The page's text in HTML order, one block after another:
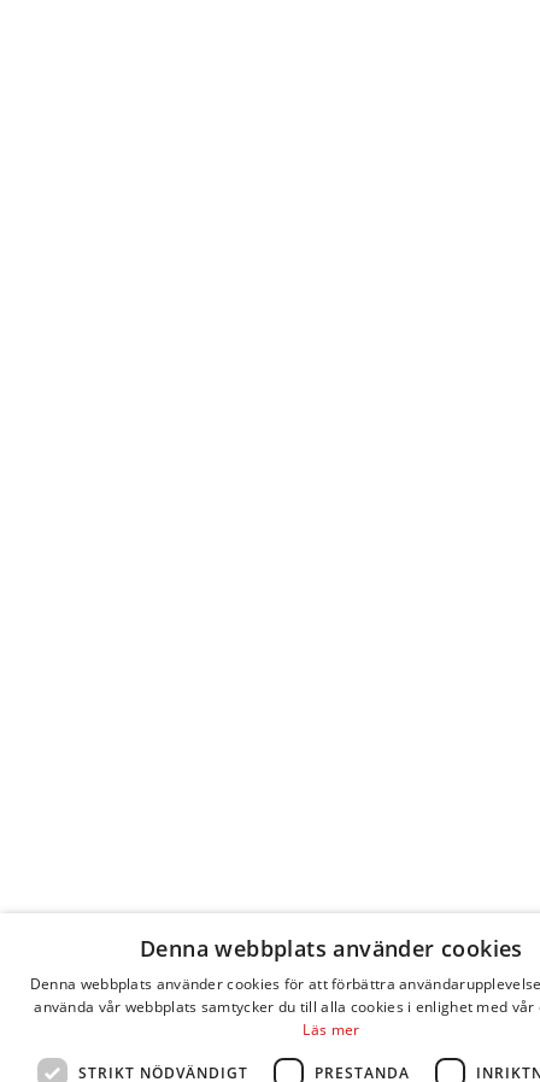
Denna webbplats använder cookies
Denna webbplats använder cookies för att förbättra
använda vår webbplats samtycker du till alla cookies i enlighet med vår
Läs mer
STRIKT NÖDVÄNDIGT PRESTANDA